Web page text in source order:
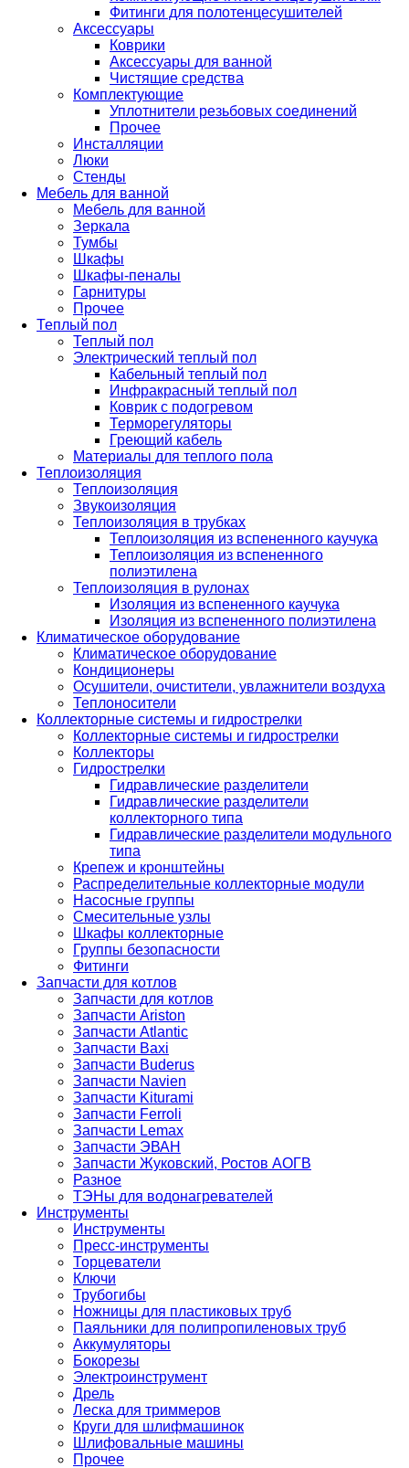
Фитинги для полотенцесушителей
Аксессуары
Коврики
Аксессуары для ванной
Чистящие средства
Комплектующие
Уплотнители резьбовых соединений
Прочее
Инсталляции
Люки
Стенды
Мебель для ванной
Мебель для ванной
Зеркала
Тумбы
Шкафы
Шкафы-пеналы
Гарнитуры
Прочее
Теплый пол
Теплый пол
Электрический теплый пол
Кабельный теплый пол
Инфракрасный теплый пол
Коврик с подогревом
Терморегуляторы
Греющий кабель
Материалы для теплого пола
Теплоизоляция
Теплоизоляция
Звукоизоляция
Теплоизоляция в трубках
Теплоизоляция из вспененного каучука
Теплоизоляция из вспененного
полиэтилена
Теплоизоляция в рулонах
Изоляция из вспененного каучука
Изоляция из вспененного полиэтилена
Климатическое оборудование
Климатическое оборудование
Кондиционеры
Осушители, очистители, увлажнители воздуха
Теплоносители
Коллекторные системы и гидрострелки
Коллекторные системы и гидрострелки
Коллекторы
Гидрострелки
Гидравлические разделители
Гидравлические разделители
коллекторного типа
Гидравлические разделители модульного
типа
Крепеж и кронштейны
Распределительные коллекторные модули
Насосные группы
Смесительные узлы
Шкафы коллекторные
Группы безопасности
Фитинги
Запчасти для котлов
Запчасти для котлов
Запчасти Ariston
Запчасти Atlantic
Запчасти Baxi
Запчасти Buderus
Запчасти Navien
Запчасти Kiturami
Запчасти Ferroli
Запчасти Lemax
Запчасти ЭВАН
Запчасти Жуковский, Ростов АОГВ
Разное
ТЭНы для водонагревателей
Инструменты
Инструменты
Пресс-инструменты
Торцеватели
Ключи
Трубогибы
Ножницы для пластиковых труб
Паяльники для полипропиленовых труб
Аккумуляторы
Бокорезы
Электроинструмент
Дрель
Леска для триммеров
Круги для шлифмашинок
Шлифовальные машины
Прочее